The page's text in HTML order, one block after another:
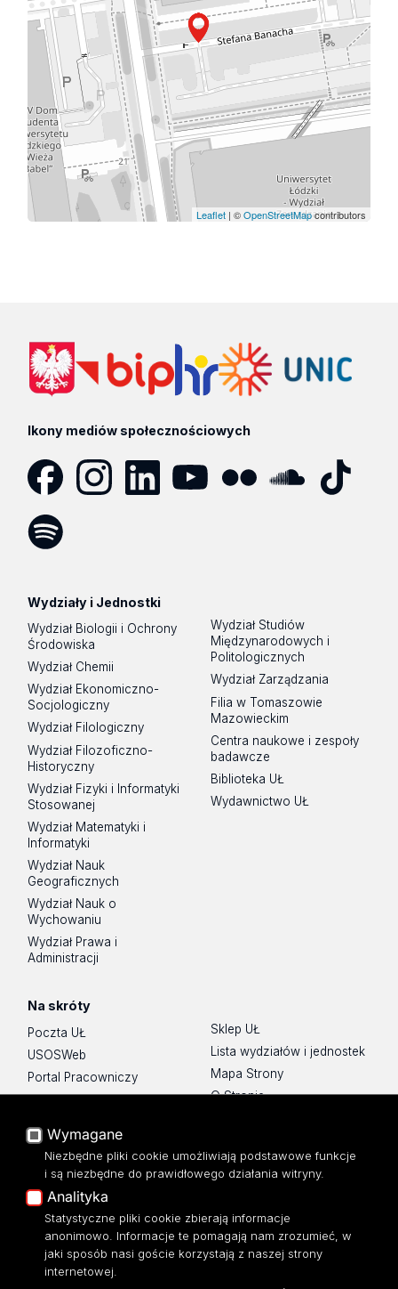
Leaflet| ©OpenStreetMapcontributors
Ikony mediów społecznościowych
Wydziały i Jednostki
Wydział Biologii i Ochrony
Środowiska
Wydział Chemii
Wydział Ekonomiczno-
Socjologiczny
Wydział Filologiczny
Wydział Filozoficzno-
Historyczny
Wydział Fizyki i Informatyki
Stosowanej
Wydział Matematyki i
Informatyki
Wydział Nauk
Geograficznych
Wydział Nauk o
Wychowaniu
Wydział Prawa i
Administracji
Wydział Studiów
Międzynarodowych i
Politologicznych
Wydział Zarządzania
Filia w Tomaszowie
Mazowieckim
Centra naukowe i zespoły
badawcze
Biblioteka UŁ
Wydawnictwo UŁ
Na skróty
Poczta UŁ
USOSWeb
Portal Pracowniczy
Baza Aktów Własnych
Moodle
Eksperci UŁ
Polityka Prywatności
Dostępność
Sklep UŁ
Lista wydziałów i jednostek
Mapa Strony
O Stronie
Wymagane
Niezbędne pliki cookie umożliwiają podstawowe funkcje
i są niezbędne do prawidłowego działania witryny.
Analityka
Statystyczne pliki cookie zbierają informacje
anonimowo. Informacje te pomagają nam zrozumieć, w
jaki sposób nasi goście korzystają z naszej strony
internetowej.